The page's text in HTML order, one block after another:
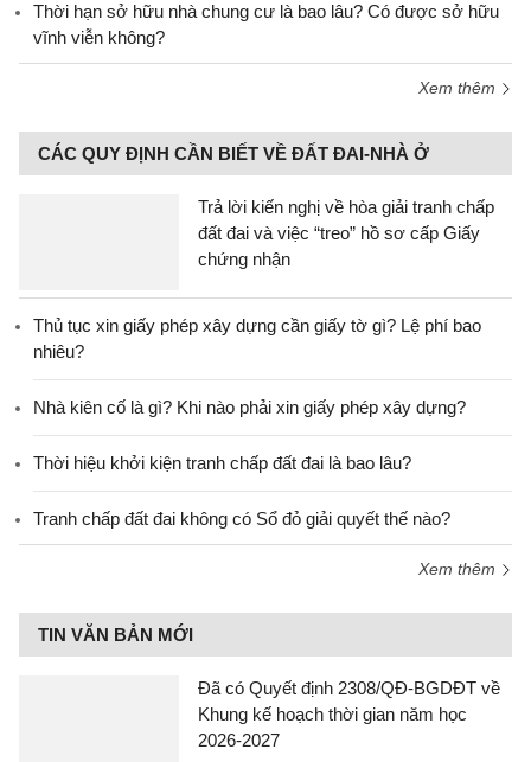
Thời hạn sở hữu nhà chung cư là bao lâu? Có được sở hữu
vĩnh viễn không?
Xem thêm
CÁC QUY ĐỊNH CẦN BIẾT VỀ ĐẤT ĐAI-NHÀ Ở
Trả lời kiến nghị về hòa giải tranh chấp
đất đai và việc “treo” hồ sơ cấp Giấy
chứng nhận
Thủ tục xin giấy phép xây dựng cần giấy tờ gì? Lệ phí bao
nhiêu?
Nhà kiên cố là gì? Khi nào phải xin giấy phép xây dựng?
Thời hiệu khởi kiện tranh chấp đất đai là bao lâu?
Tranh chấp đất đai không có Sổ đỏ giải quyết thế nào?
Xem thêm
TIN VĂN BẢN MỚI
Đã có Quyết định 2308/QĐ-BGDĐT về
Khung kế hoạch thời gian năm học
2026-2027